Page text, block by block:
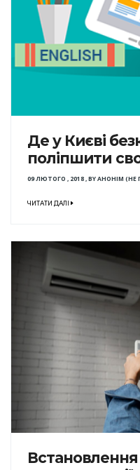
Де у Києві
поліпшити
09 ЛЮТОГО , 2018,BYАНОНІМ (НЕ
ЧИТАТИ ДАЛІ